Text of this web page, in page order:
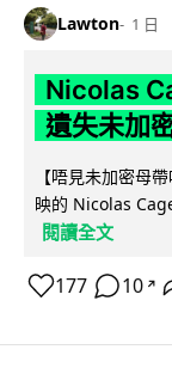
Lawton 1 日
Nicolas
遺失未加
【唔見未加密母
映的 Nicolas
閱讀全文
177 10 ↗